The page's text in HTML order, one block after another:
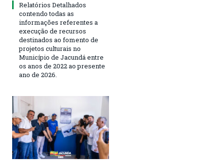
Relatórios Detalhados
contendo todas as
informações referentes a
execução de recursos
destinados ao fomento de
projetos culturais no
Município de Jacundá entre
os anos de 2022 ao presente
ano de 2026.